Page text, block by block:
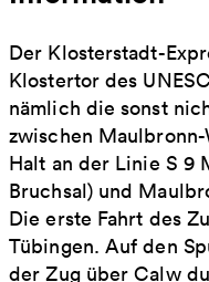
Der Klosterstadt-
Klostertor des
nämlich die sonst
zwischen
Halt an der Linie S 9
Bruchsal) und
Die erste Fahrt des
Tübingen. Auf den
der Zug über Calw